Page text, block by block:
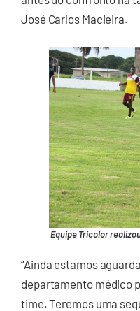
José Carlos Macieira.
Equipe Tricolor
“Ainda estamos
departamento médico
time. Teremos uma